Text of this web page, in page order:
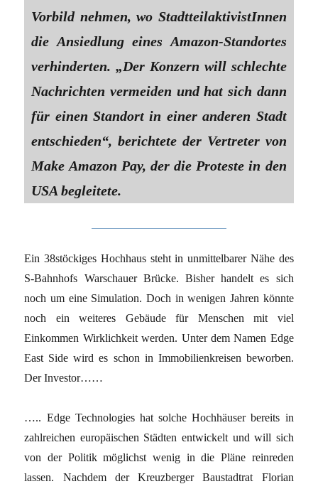
Vorbild nehmen, wo StadtteilaktivistInnen
die Ansiedlung eines Amazon-Standortes
verhinderten. „Der Konzern will schlechte
Nachrichten vermeiden und hat sich dann
für einen Standort in einer anderen Stadt
entschieden“, berichtete der Vertreter von
Make Amazon Pay, der die Proteste in den
USA begleitete.
Ein 38stöckiges Hochhaus steht in unmittelbarer Nähe des
S-Bahnhofs Warschauer Brücke. Bisher handelt es sich
noch um eine Simulation. Doch in wenigen Jahren könnte
noch ein weiteres Gebäude für Menschen mit viel
Einkommen Wirklichkeit werden. Unter dem Namen Edge
East Side wird es schon in Immobilienkreisen beworben.
Der Investor……
….. Edge Technologies hat solche Hochhäuser bereits in
zahlreichen europäischen Städten entwickelt und will sich
von der Politik möglichst wenig in die Pläne reinreden
lassen. Nachdem der Kreuzberger Baustadtrat Florian